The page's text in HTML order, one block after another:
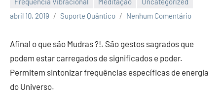
abril 10, 2019
Suporte Quântico Nenhum Comentário
Afinal o que são Mudras ?!. São gestos sagrados que
podem estar carregados de significados e poder.
Permitem sintonizar frequências específicas de energia
do Universo.